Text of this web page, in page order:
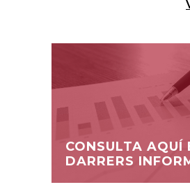
CONSULTA AQUÍ
DARRERS